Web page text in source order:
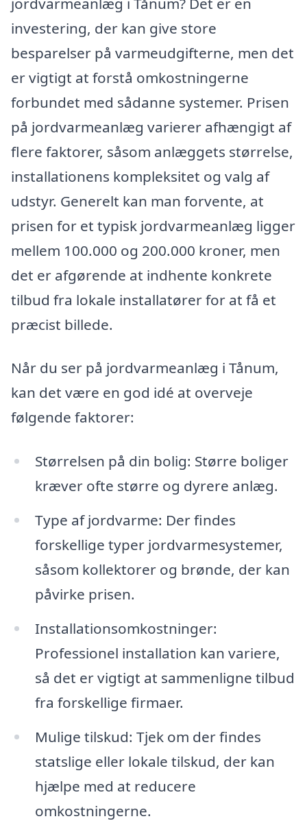
investering, der kan give store
besparelser på varmeudgifterne, men det
er vigtigt at forstå omkostningerne
forbundet med sådanne systemer. Prisen
på jordvarmeanlæg varierer afhængigt af
flere faktorer, såsom anlæggets størrelse,
installationens kompleksitet og valg af
udstyr. Generelt kan man forvente, at
prisen for et typisk jordvarmeanlæg ligger
mellem 100.000 og 200.000 kroner, men
det er afgørende at indhente konkrete
tilbud fra lokale installatører for at få et
præcist billede.
Når du ser på jordvarmeanlæg i Tånum,
kan det være en god idé at overveje
følgende faktorer:
Størrelsen på din bolig: Større boliger
kræver ofte større og dyrere anlæg.
Type af jordvarme: Der findes
forskellige typer jordvarmesystemer,
såsom kollektorer og brønde, der kan
påvirke prisen.
Installationsomkostninger:
Professionel installation kan variere,
så det er vigtigt at sammenligne tilbud
fra forskellige firmaer.
Mulige tilskud: Tjek om der findes
statslige eller lokale tilskud, der kan
hjælpe med at reducere
omkostningerne.